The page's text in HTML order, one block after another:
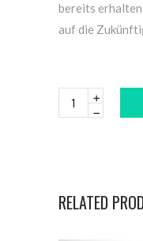
bereits
auf die
RELATED